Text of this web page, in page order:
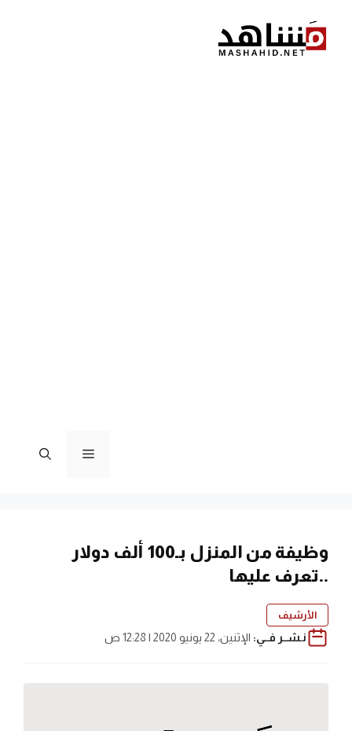
المحتوى
القائمة
وظيفة من المنزل بـ100 ألف دولار
..تعرف عليها
الأرشيف
نـشــر فــي: الإثنين، 22 يونيو 2020 | 12:28 ص